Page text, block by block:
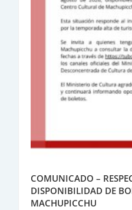
COMUNICADO –
DISPONIBILIDAD DE
MACHUPICCHU